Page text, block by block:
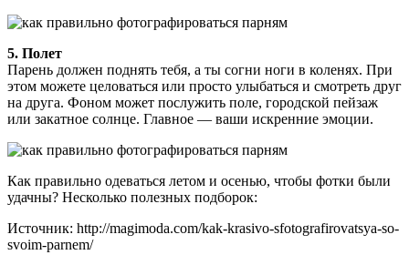
5. Полет
Парень должен поднять тебя, а ты согни ноги в коленях. При
этом можете целоваться или просто улыбаться и смотреть друг
на друга. Фоном может послужить поле, городской пейзаж
или закатное солнце. Главное — ваши искренние эмоции.
Как правильно одеваться летом и осенью, чтобы фотки были
удачны? Несколько полезных подборок:
Источник: http://magimoda.com/kak-krasivo-sfotografirovatsya-so-
svoim-parnem/